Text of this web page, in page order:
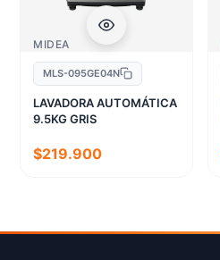
MIDEA
MLS-095GE04N
LAVADORA AUTOMÁTICA
9.5KG GRIS
$219.900